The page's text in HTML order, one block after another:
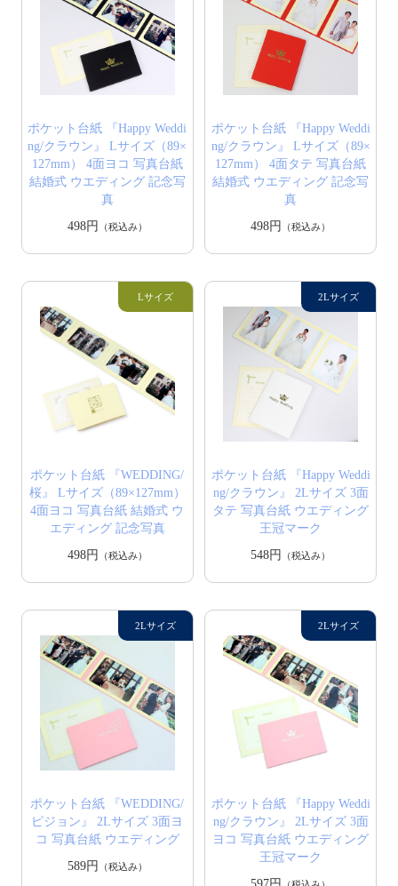
ポケット台紙 『Happy Weddi
ng/クラウン』 Lサイズ（89×
127mm） 4面ヨコ 写真台紙
結婚式 ウエディング 記念写
真
498円
（税込み）
ポケット台紙 『Happy Weddi
ng/クラウン』 Lサイズ（89×
127mm） 4面タテ 写真台紙
結婚式 ウエディング 記念写
真
498円
（税込み）
ポケット台紙 『WEDDING/
桜』 Lサイズ（89×127mm）
4面ヨコ 写真台紙 結婚式 ウ
エディング 記念写真
498円
（税込み）
ポケット台紙 『Happy Weddi
ng/クラウン』 2Lサイズ 3面
タテ 写真台紙 ウエディング
王冠マーク
548円
（税込み）
ポケット台紙 『WEDDING/
ピジョン』 2Lサイズ 3面ヨ
コ 写真台紙 ウエディング
589円
（税込み）
ポケット台紙 『Happy Weddi
ng/クラウン』 2Lサイズ 3面
ヨコ 写真台紙 ウエディング
王冠マーク
（税込み）